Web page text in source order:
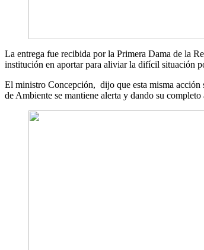
La entrega fue recibida por la Primera Dama de la
institución en aportar para aliviar la difícil situación
El ministro Concepción, dijo que esta misma acción
de Ambiente se mantiene alerta y dando su